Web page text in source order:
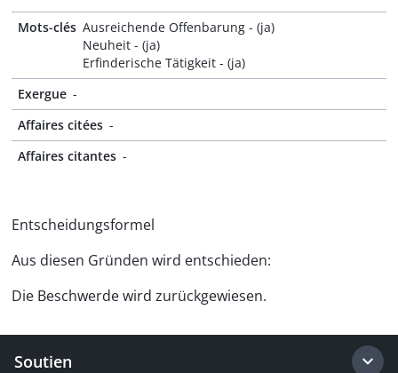
Mots-clés Ausreichende Offenbarung - (ja)
Neuheit - (ja)
Erfinderische Tätigkeit - (ja)
Exergue -
Affaires citées -
Affaires citantes -
Entscheidungsformel
Aus diesen Gründen wird entschieden:
Die Beschwerde wird zurückgewiesen.
Soutien